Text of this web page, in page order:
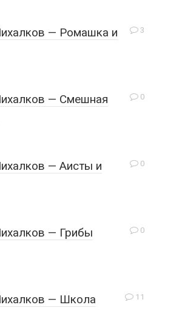
3
— Ромашка и
0
— Смешная
0
— Аисты и
0
— Грибы
11
— Школа